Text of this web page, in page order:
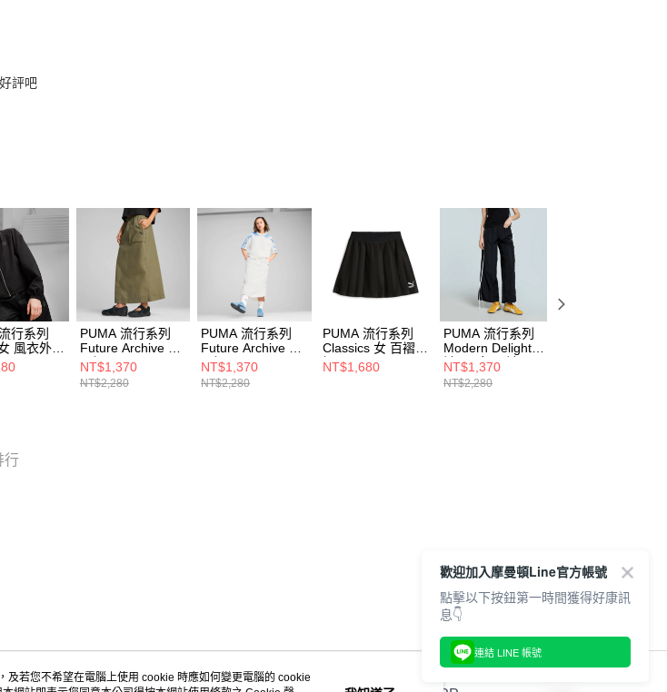
評吧
行系列
風衣外套
PUMA 流行系列
Future Archive 女
長裙 62978481
NT$1,370
NT$2,280
PUMA 流行系列
Future Archive 女
長裙 62978402
NT$1,370
NT$2,280
PUMA 流行系列
Classics 女 百褶短
裙 62423701
NT$1,680
PUMA 流行系列
Modern Delight長
褲(F) 女 長褲
68956301
NT$1,370
NT$2,280
行
若您不希望在電腦上使用 cookie 時應如何變更電腦的 cookie
歡迎加入摩曼頓Line官方帳號
點擊以下按鈕第一時間獲得好康訊
息👇
連結 LINE 帳號